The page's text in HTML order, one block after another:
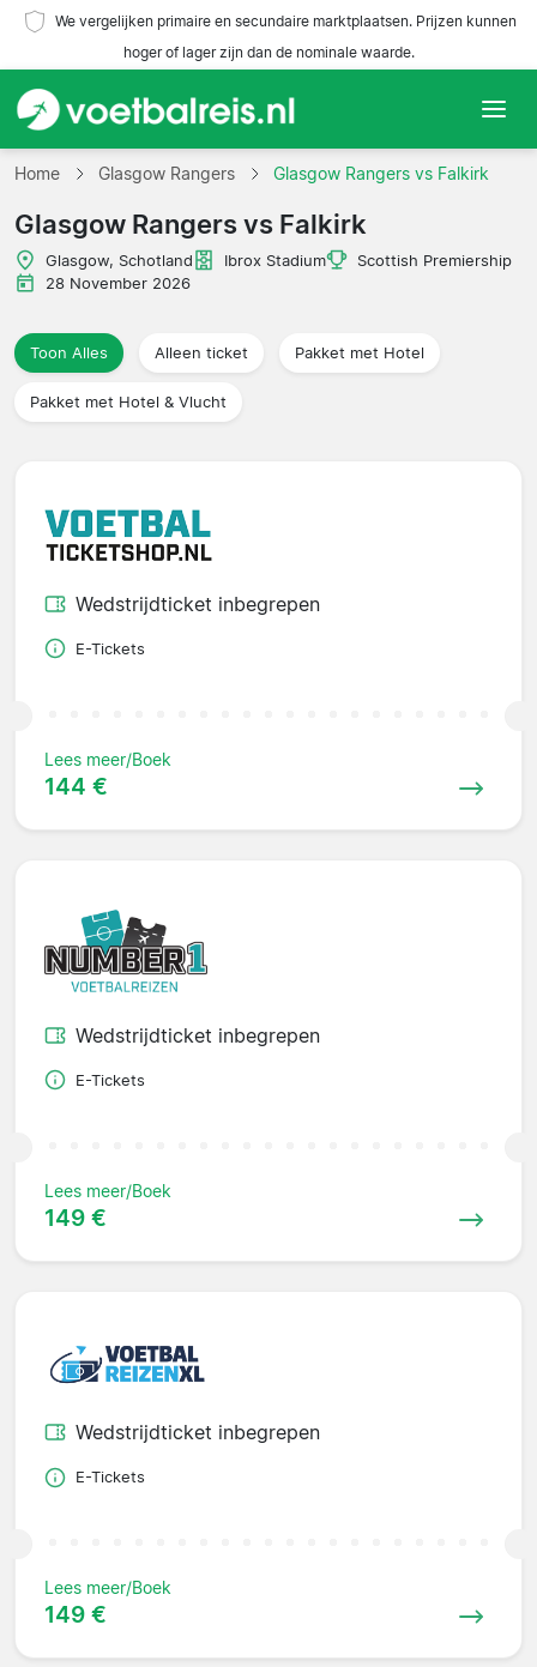
We vergelijken primaire en secundaire marktplaatsen. Prijzen kunnen
hoger of lager zijn dan de nominale waarde.
Home
Teams
Competities
Reisorganisaties
Home Glasgow Rangers Glasgow Rangers vs Falkirk
Glasgow Rangers vs Falkirk
Glasgow, Schotland Ibrox Stadium
Scottish Premiership
28 November 2026
Toon Alles Alleen ticket Pakket met Hotel
Pakket met Hotel & Vlucht
Wedstrijdticket inbegrepen
E-Tickets
Lees meer/Boek
144 €
Wedstrijdticket inbegrepen
E-Tickets
Lees meer/Boek
149 €
Wedstrijdticket inbegrepen
E-Tickets
Lees meer/Boek
149 €